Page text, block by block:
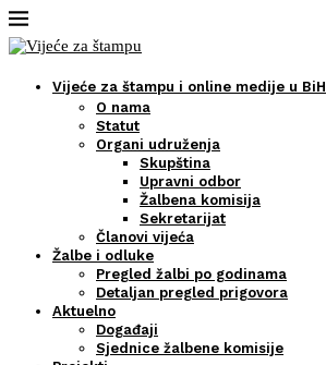
Vijeće za štampu i online medije u BiH
O nama
Statut
Organi udruženja
Skupština
Upravni odbor
Žalbena komisija
Sekretarijat
Članovi vijeća
Žalbe i odluke
Pregled žalbi po godinama
Detaljan pregled prigovora
Aktuelno
Događaji
Sjednice žalbene komisije